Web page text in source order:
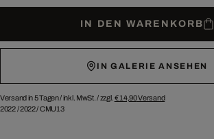
IN DEN WARENKORB
IN GALERIE ANSEHEN
Versand in 5 Tagen /inkl. MwSt. / zzgl. € 14,90Versand
2022/2022/CMU13